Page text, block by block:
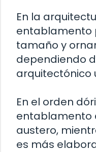
En la
entablamento
tamaño y
dependiendo
arquitectónico
En el orden
entablamento
austero,
es más